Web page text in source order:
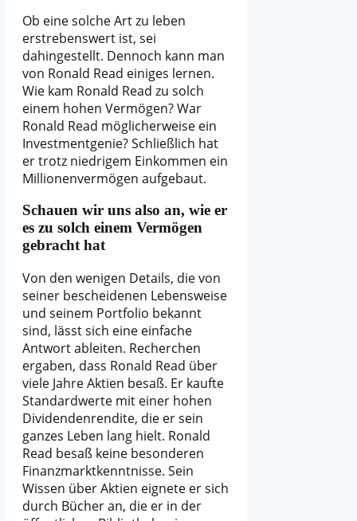
Ob eine solche Art zu leben
erstrebenswert ist, sei
dahingestellt. Dennoch kann man
von Ronald Read einiges lernen.
Wie kam Ronald Read zu solch
einem hohen Vermögen? War
Ronald Read möglicherweise ein
Investmentgenie? Schließlich hat
er trotz niedrigem Einkommen ein
Millionenvermögen aufgebaut.
Schauen wir uns also an, wie er
es zu solch einem Vermögen
gebracht hat
Von den wenigen Details, die von
seiner bescheidenen Lebensweise
und seinem Portfolio bekannt
sind, lässt sich eine einfache
Antwort ableiten. Recherchen
ergaben, dass Ronald Read über
viele Jahre Aktien besaß. Er kaufte
Standardwerte mit einer hohen
Dividendenrendite, die er sein
ganzes Leben lang hielt. Ronald
Read besaß keine besonderen
Finanzmarktkenntnisse. Sein
Wissen über Aktien eignete er sich
durch Bücher an, die er in der